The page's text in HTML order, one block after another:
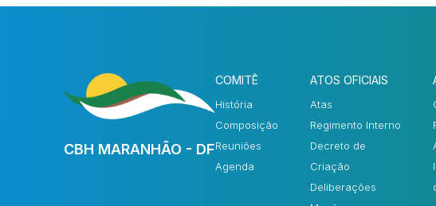
CBH MARANHÃO - DF
COMITÊ
História
Composição
Reuniões
Agenda
ATOS OFICIAIS
Atas
Regimento Interno
Decreto de
Criação
Deliberações